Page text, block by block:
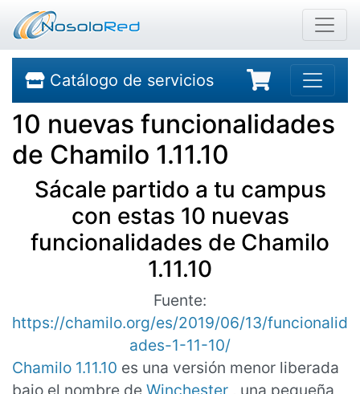
Catálogo de servicios
10 nuevas funcionalidades
de Chamilo 1.11.10
Sácale partido a tu campus
con estas 10 nuevas
funcionalidades de Chamilo
1.11.10
Fuente:
https://chamilo.org/es/2019/06/13/funcionalid
ades-1-11-10/
Chamilo 1.11.10 es una versión menor liberada
bajo el nombre de Winchester , una pequeña